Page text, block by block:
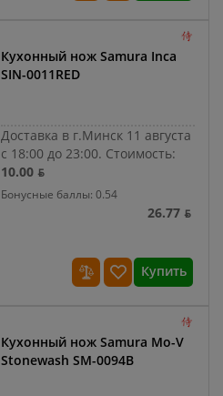
Кухонный нож Samura Inca
SIN-0011RED
Доставка в г.Минск 11 августа
с 18:00 до 23:00. Стоимость:
10.00 ƃ
Бонусные баллы: 0.54
26.77 ƃ
Купить
Кухонный нож Samura Mo-V
Stonewash SM-0094B